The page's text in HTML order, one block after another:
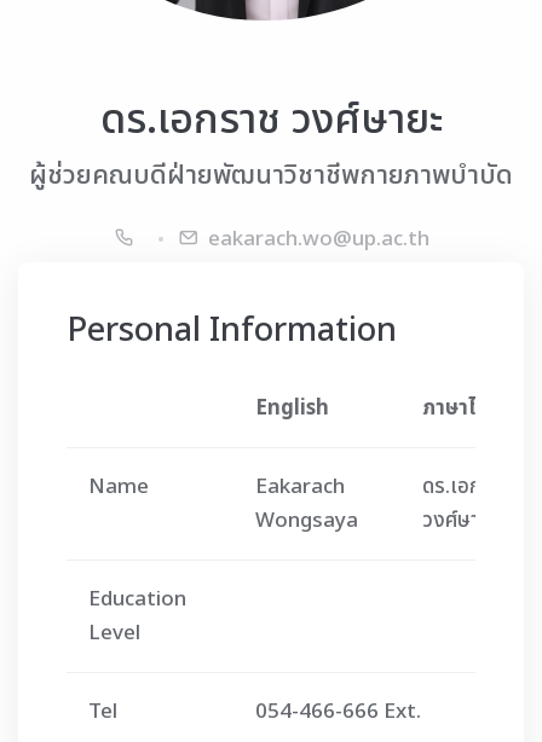
ดร.เอกราช วงศ์ษายะ
ผู้ช่วยคณบดีฝ่ายพัฒนาวิชาชีพกายภาพบำบัด
eakarach.wo@up.ac.th
Personal Information
English ภาษาไทย
Name
Eakarach
Wongsaya
ดร.เอกราช
วงศ์ษายะ
Education
Level
Tel 054-466-666 Ext.